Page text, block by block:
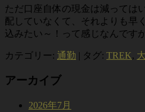
ただ口座自体の現金は減っては
配していなくて、それよりも早
込みたい～！って感じなんです
カテゴリー: 通勤 | タグ: TREK,
アーカイブ
2026年7月